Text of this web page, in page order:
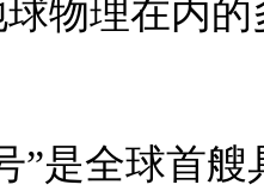
物理在内
全球首艘